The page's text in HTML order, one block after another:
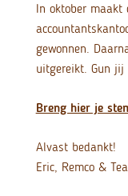
In oktober maakt
gewonnen.
uitgereikt. Gun jij
Breng hier je
Alvast bedankt!
Eric, Remco &